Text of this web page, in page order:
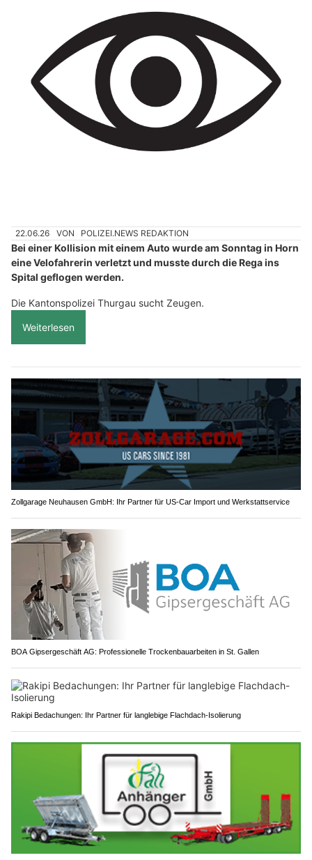
22.06.26 VON POLIZEI.NEWS REDAKTION
Bei einer Kollision mit einem Auto wurde am Sonntag in Horn
eine Velofahrerin verletzt und musste durch die Rega ins
Spital geflogen werden.
Die Kantonspolizei Thurgau sucht Zeugen.
Weiterlesen
Zollgarage Neuhausen GmbH: Ihr Partner für US-Car Import und Werkstattservice
BOA Gipsergeschäft AG: Professionelle Trockenbauarbeiten in St. Gallen
Rakipi Bedachungen: Ihr Partner für langlebige Flachdach-Isolierung